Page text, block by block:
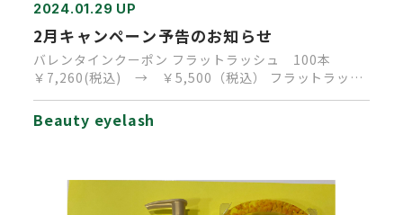
2024.01.29 UP
2月キャンペーン予告のお知らせ
バレンタインクーポン フラットラッシュ 100本
￥7,260(税込) → ￥5,500（税込） フラットラッシ
ュ 12…
Beauty eyelash